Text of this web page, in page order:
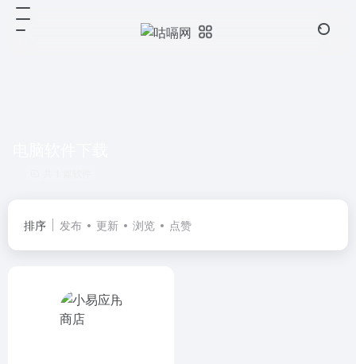
排序 发布 更新 浏览 点赞